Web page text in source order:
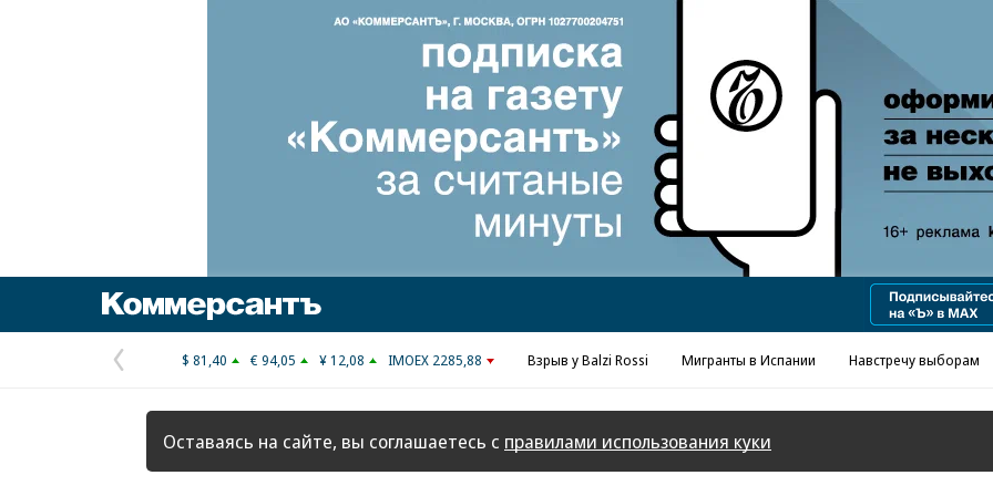
Реклама в «Ъ» www.kommersant.ru/ad
Предыдущая
страница
$ 81,40 € 94,05 ¥ 12,08 IMOEX 2285,88 Взрыв у Balzi Rossi Мигранты в Испании Навстречу выборам
Оставаясь на сайте, вы соглашаетесь с правилами использования куки